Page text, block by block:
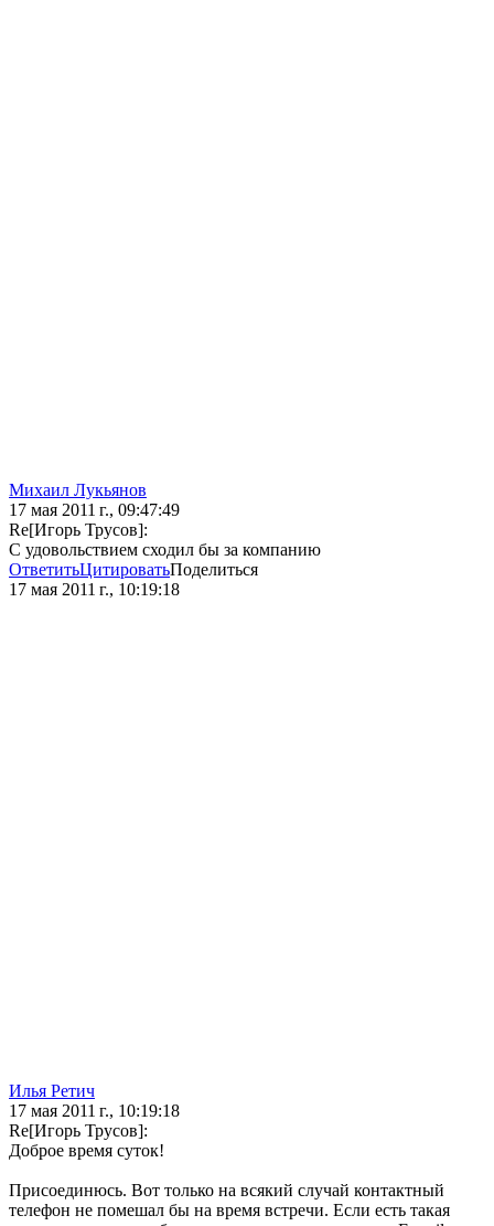
Михаил Лукьянов
17 мая 2011 г., 09:47:49
Re[Игорь Трусов]:
С удовольствием сходил бы за компанию
ОтветитьЦитироватьПоделиться
17 мая 2011 г., 10:19:18
Илья Ретич
17 мая 2011 г., 10:19:18
Re[Игорь Трусов]:
Доброе время суток!
Присоединюсь. Вот только на всякий случай контактный
телефон не помешал бы на время встречи. Если есть такая